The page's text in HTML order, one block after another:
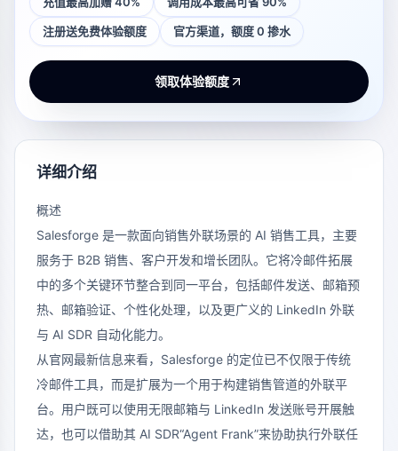
注册送免费体验额度 官方渠道，额度 0 掺水
领取体验额度
详细介绍
概述
Salesforge 是一款面向销售外联场景的 AI 销售工具，主要
服务于 B2B 销售、客户开发和增长团队。它将冷邮件拓展
中的多个关键环节整合到同一平台，包括邮件发送、邮箱预
热、邮箱验证、个性化处理，以及更广义的 LinkedIn 外联
与 AI SDR 自动化能力。
从官网最新信息来看，Salesforge 的定位已不仅限于传统
冷邮件工具，而是扩展为一个用于构建销售管道的外联平
台。用户既可以使用无限邮箱与 LinkedIn 发送账号开展触
达，也可以借助其 AI SDR“Agent Frank”来协助执行外联任